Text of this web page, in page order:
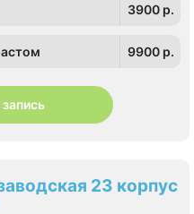
3900 p.
9900 p.
23 корпус